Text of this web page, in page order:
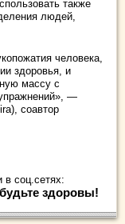
также
людей,
человека,
здоровья, и
массу с
—
соавтор
в соц.сетях:
здоровы!